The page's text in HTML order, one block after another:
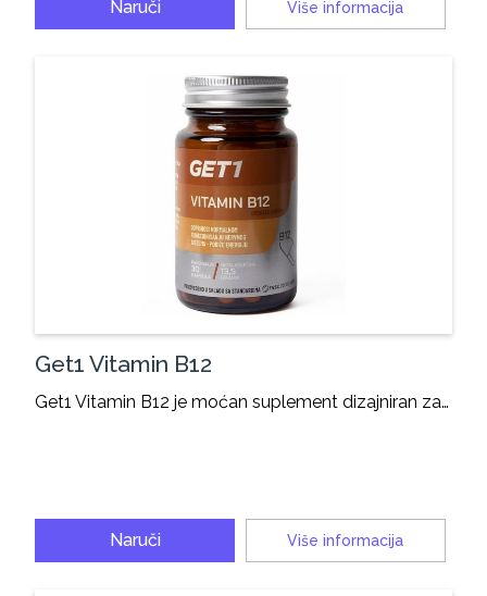
Naruči Više informacija
Get1 Vitamin B12
Get1 Vitamin B12 je moćan suplement dizajniran za…
Naruči Više informacija